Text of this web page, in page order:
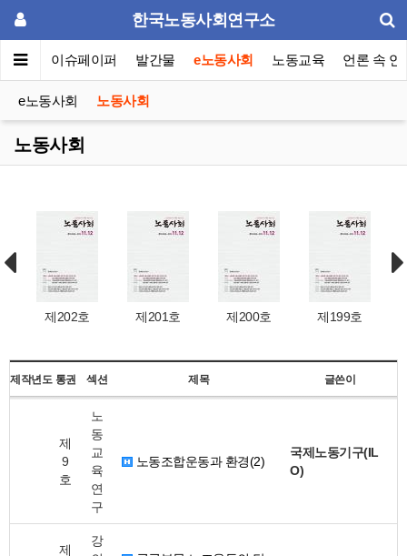
한국노동사회연구소
포럼 이슈페이퍼 발간물 e노동사회 노동교육 언론 속 연
e노동사회 노동사회
노동사회
제202호 제201호 제200호 제199호
제작년도 통권 섹션 제목 글쓴이
제
9
호
노
동
교
육
연
구
노동조합운동과 환경(2)
국제노동기구(IL
O)
제
강